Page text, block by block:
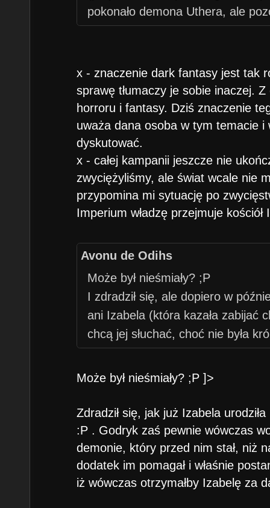
pokonało demona Uthera, ale
władcy), gdzie mamy do wyboru
(czyli "konkluzja w następnym
endem (nowy król i królowa,
główny zły pokonany). Dużo
Beletha, niczym Archibalda w
podziękował bohaterom za
niego (oczywiście ze sporej
coś tam o Mrocznym Mesjaszu?
x - znaczenie dark fantasy jest tak
sprawę tłumaczy je sobie inaczej.
horroru i fantasy. Dziś znaczenie
uważa dana osoba w tym temacie
dyskutować.
x - całej kampanii jeszcze nie
zwyciężyliśmy, ale świat wcale nie
przypomina mi sytuację po
Imperium władzę przejmuje kościół
Avonu de Odihs
Może był nieśmiały? ;P
I zdradził się, ale dopiero w
ani Izabela (która kazała zabijać
chcą jej słuchać, choć nie była
skrócić go o głowę (choć
Nikolaja), podobnie Godryk -
Może był nieśmiały? ;P ]>
Zdradził się, jak już Izabela
:P . Godryk zaś pewnie wówczas
demonie, który przed nim stał, niż
dodatek im pomagał i właśnie
iż wówczas otrzymałby Izabelę za